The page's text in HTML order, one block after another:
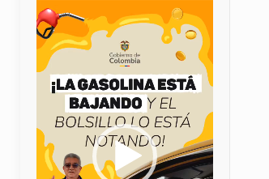
Reproductor
de
vídeo